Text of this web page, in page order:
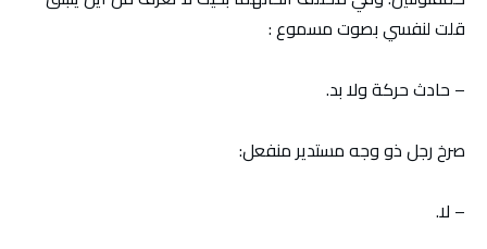
قلت لنفسي بصوت مسموع :
– حادث حركة ولا بد.
صرخ رجل ذو وجه مستدير منفعل:
– لا.